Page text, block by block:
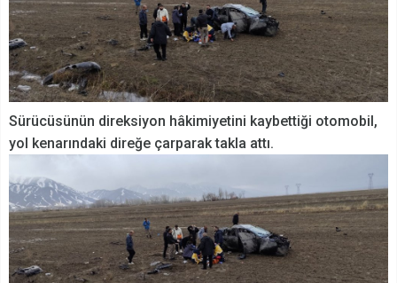
Sürücüsünün direksiyon hâkimiyetini kaybettiği otomobil,
yol kenarındaki direğe çarparak takla attı.